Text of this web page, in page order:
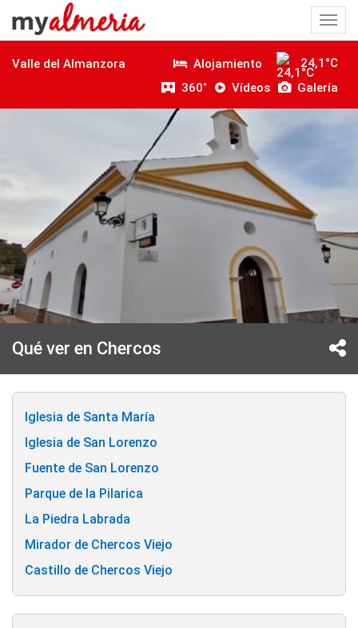
Valle del Almanzora Alojamiento
24,1°C
360˚
Vídeos Galería
Qué ver en Chercos
Iglesia de Santa María
Iglesia de San Lorenzo
Fuente de San Lorenzo
Parque de la Pilarica
La Piedra Labrada
Mirador de Chercos Viejo
Castillo de Chercos Viejo